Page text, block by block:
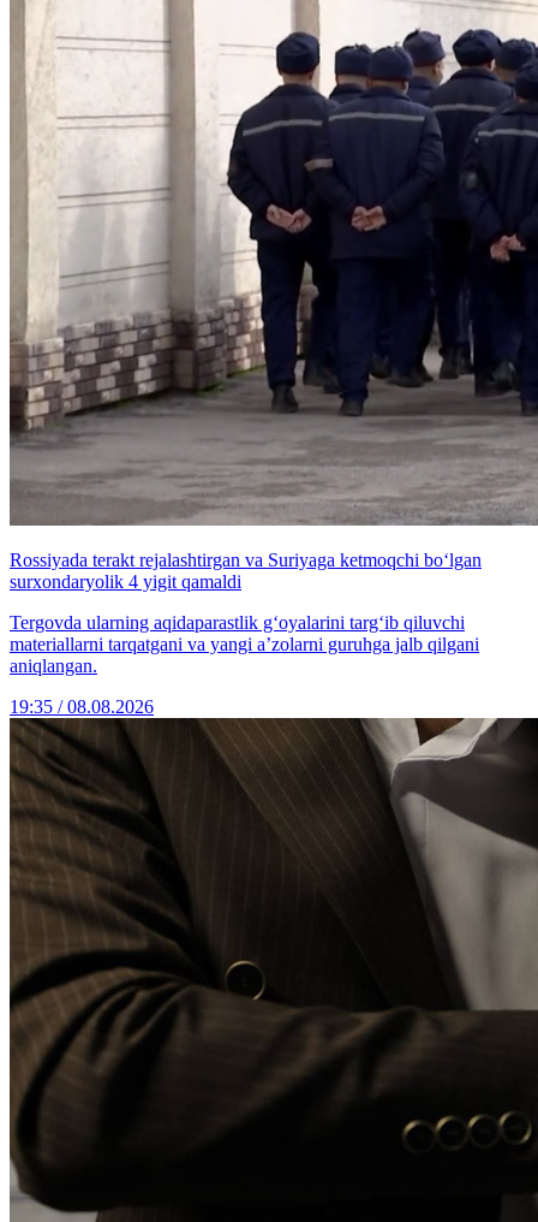
Rossiyada terakt rejalashtirgan va Suriyaga ketmoqchi bo‘lgan
surxondaryolik 4 yigit qamaldi
Tergovda ularning aqidaparastlik g‘oyalarini targ‘ib qiluvchi
materiallarni tarqatgani va yangi a’zolarni guruhga jalb qilgani
aniqlangan.
19:35 / 08.08.2026